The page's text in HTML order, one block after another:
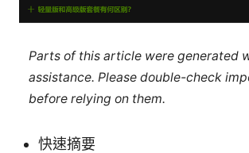
Parts of this article were generated
assistance. Please double-check
before relying on them.
快速摘要